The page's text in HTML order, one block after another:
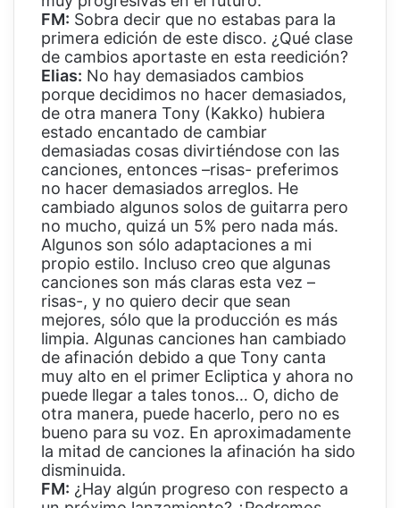
FM: Sobra decir que no estabas para la
primera edición de este disco. ¿Qué clase
de cambios aportaste en esta reedición?
Elias: No hay demasiados cambios
porque decidimos no hacer demasiados,
de otra manera Tony (Kakko) hubiera
estado encantado de cambiar
demasiadas cosas divirtiéndose con las
canciones, entonces –risas- preferimos
no hacer demasiados arreglos. He
cambiado algunos solos de guitarra pero
no mucho, quizá un 5% pero nada más.
Algunos son sólo adaptaciones a mi
propio estilo. Incluso creo que algunas
canciones son más claras esta vez –
risas-, y no quiero decir que sean
mejores, sólo que la producción es más
limpia. Algunas canciones han cambiado
de afinación debido a que Tony canta
muy alto en el primer Ecliptica y ahora no
puede llegar a tales tonos… O, dicho de
otra manera, puede hacerlo, pero no es
bueno para su voz. En aproximadamente
la mitad de canciones la afinación ha sido
disminuida.
FM: ¿Hay algún progreso con respecto a